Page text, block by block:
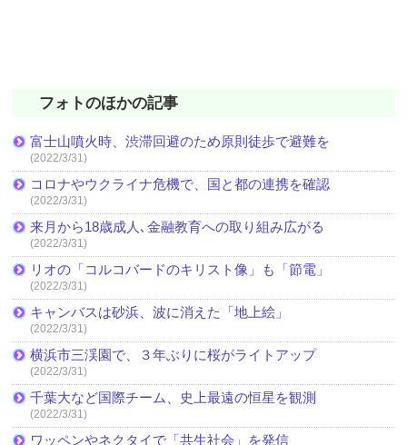
フォトのほかの記事
富士山噴火時、渋滞回避のため原則徒歩で避難を
(2022/3/31)
コロナやウクライナ危機で、国と都の連携を確認
(2022/3/31)
来月から18歳成人､金融教育への取り組み広がる
(2022/3/31)
リオの「コルコバードのキリスト像」も「節電」
(2022/3/31)
キャンバスは砂浜、波に消えた「地上絵」
(2022/3/31)
横浜市三渓園で、３年ぶりに桜がライトアップ
(2022/3/31)
千葉大など国際チーム、史上最遠の恒星を観測
(2022/3/31)
ワッペンやネクタイで「共生社会」を発信